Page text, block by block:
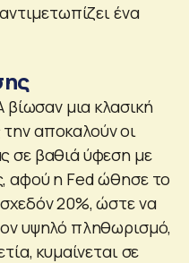
ένα
βίωσαν μια κλασική
αποκαλούν οι
σε βαθιά ύφεση με
αφού η Fed ώθησε το
20%, ώστε να
υψηλό πληθωρισμό,
κυμαίνεται σε